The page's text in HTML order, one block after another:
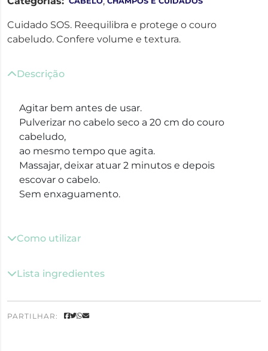
Cuidado SOS. Reequilibra e protege o couro
cabeludo. Confere volume e textura.
Descrição
Agitar bem antes de usar.
Pulverizar no cabelo seco a 20 cm do couro
cabeludo,
ao mesmo tempo que agita.
Massajar, deixar atuar 2 minutos e depois
escovar o cabelo.
Sem enxaguamento.
Como utilizar
Lista ingredientes
PARTILHAR: